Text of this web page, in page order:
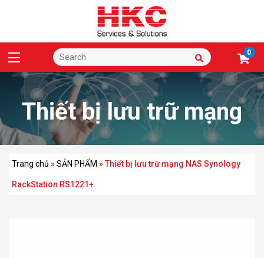
0
Thiết bị lưu trữ mạng
NAS Synology
Trang chủ »SẢN PHẨM »Thiết bị lưu trữ mạng NAS Synology
RackStation RS1221+